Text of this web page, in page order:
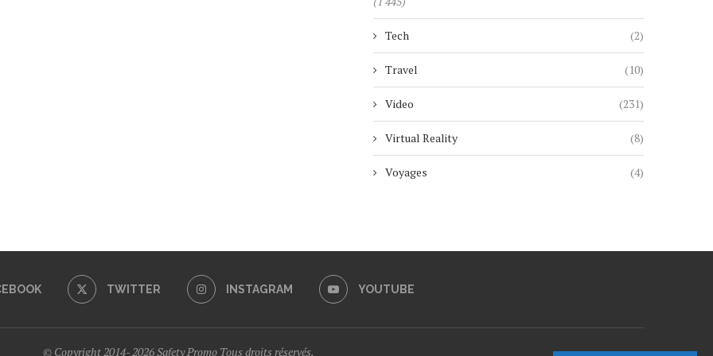
Tech (2)
Travel (10)
Video (231)
Virtual Reality (8)
Voyages (4)
TWITTER INSTAGRAM YOUTUBE
© Copyright 2014- 2026 Safety Promo Tous droits réservés.